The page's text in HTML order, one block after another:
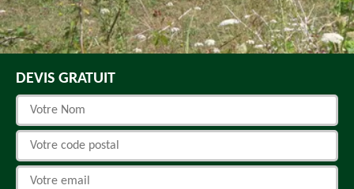
DEVIS GRATUIT